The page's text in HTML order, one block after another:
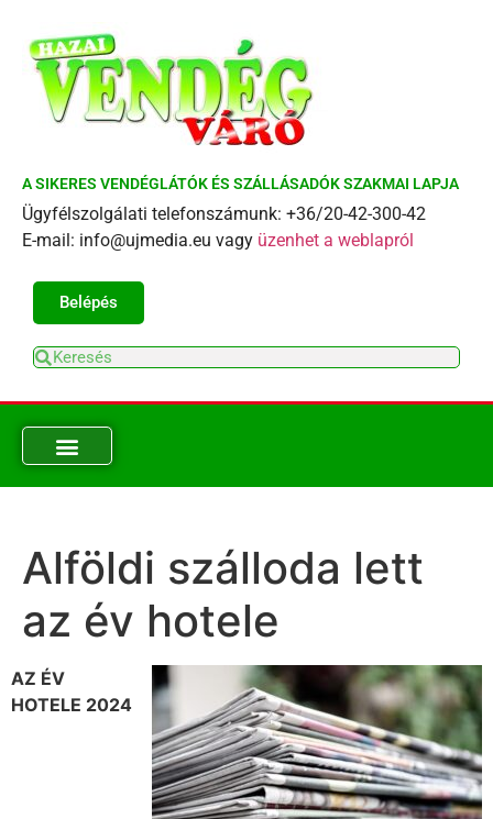
A SIKERES VENDÉGLÁTÓK ÉS SZÁLLÁSADÓK SZAKMAI LAPJA
Ügyfélszolgálati telefonszámunk: +36/20-42-300-42
E-mail: info@ujmedia.eu vagy üzenhet a weblapról
Belépés
Alföldi szálloda lett
az év hotele
AZ ÉV
HOTELE 2024